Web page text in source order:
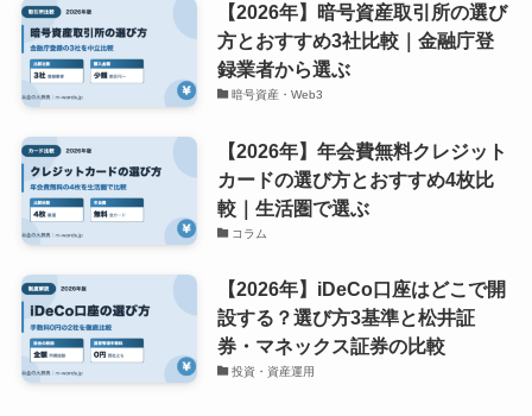
【2026年】暗号資産取引所の選び
方とおすすめ3社比較｜金融庁登
録業者から選ぶ
暗号資産・Web3
【2026年】年会費無料クレジット
カードの選び方とおすすめ4枚比
較｜生活圏で選ぶ
コラム
【2026年】iDeCo口座はどこで開
設する？選び方3基準と松井証
券・マネックス証券の比較
投資・資産運用